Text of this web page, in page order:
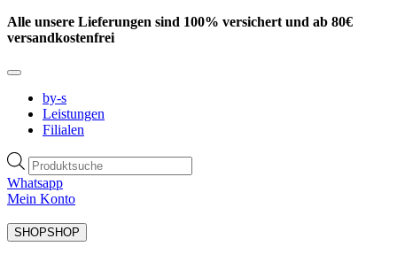
Zum
Inhalt
Alle unsere Lieferungen sind 100% versichert und ab 80€
versandkostenfrei
by-s
Leistungen
Filialen
Products
search
Whatsapp
Mein Konto
SHOPSHOP